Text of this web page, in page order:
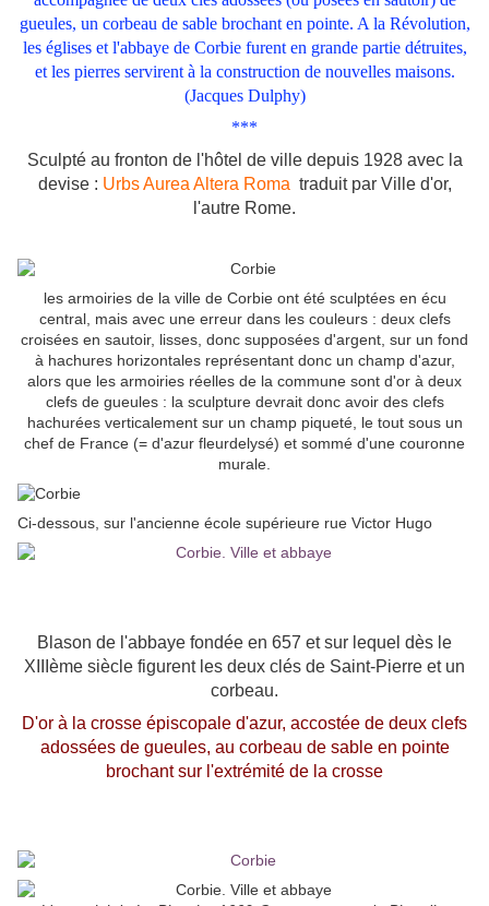
gueules, un corbeau de sable brochant en pointe. A la Révolution,
les églises et l'abbaye de Corbie furent en grande partie détruites,
et les pierres servirent à la construction de nouvelles maisons.
(Jacques Dulphy)
***
Sculpté au fronton de l'hôtel de ville depuis 1928 avec la
devise : Urbs Aurea Altera Roma traduit par Ville d'or,
l'autre Rome.
les armoiries de la ville de Corbie ont été sculptées en écu
central, mais avec une erreur dans les couleurs : deux clefs
croisées en sautoir, lisses, donc supposées d'argent, sur un fond
à hachures horizontales représentant donc un champ d'azur,
alors que les armoiries réelles de la commune sont d'or à deux
clefs de gueules : la sculpture devrait donc avoir des clefs
hachurées verticalement sur un champ piqueté, le tout sous un
chef de France (= d'azur fleurdelysé) et sommé d'une couronne
murale.
Ci-dessous, sur l'ancienne école supérieure rue Victor Hugo
Blason de l'abbaye fondée en 657 et sur lequel dès le
XIIIème siècle figurent les deux clés de Saint-Pierre et un
corbeau.
D'or à la crosse épiscopale d'azur, accostée de deux clefs
adossées de gueules, au corbeau de sable en pointe
brochant sur l'extrémité de la crosse